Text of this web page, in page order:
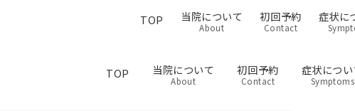
TOP 当院について
About
初回予約
Contact
症状につ
Symptoms
TOP 当院について
About
初回予約
Contact
症状に